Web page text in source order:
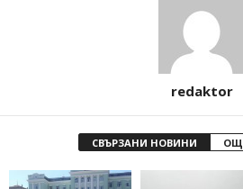
redaktor
СВЪРЗАНИ НОВИНИ